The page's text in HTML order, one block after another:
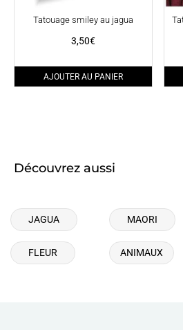
Tatouage smiley au jagua
3,50€
AJOUTER AU PANIER
Découvrez aussi
JAGUA MAORI
FLEUR ANIMAUX